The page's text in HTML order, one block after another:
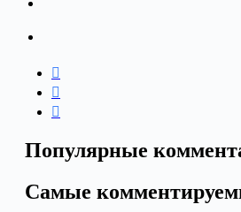
Популярные
Самые